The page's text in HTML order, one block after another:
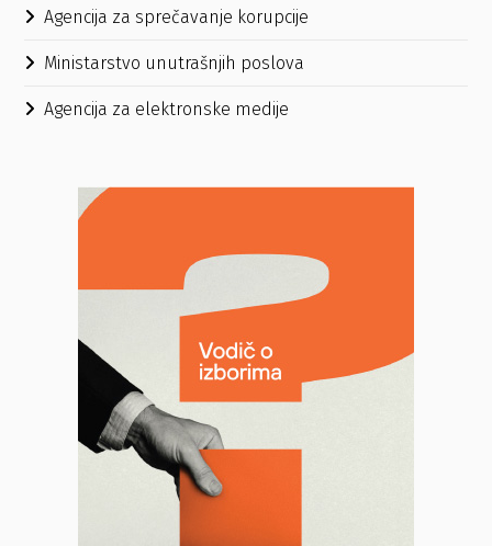
Agencija za sprečavanje korupcije
Ministarstvo unutrašnjih poslova
Agencija za elektronske medije